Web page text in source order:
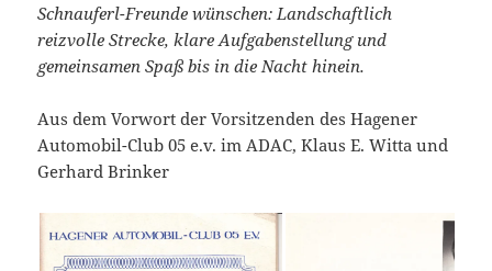
Schnauferl-Freunde wünschen: Landschaftlich
reizvolle Strecke, klare Aufgabenstellung und
gemeinsamen Spaß bis in die Nacht hinein.
Aus dem Vorwort der Vorsitzenden des Hagener
Automobil-Club 05 e.v. im ADAC, Klaus E. Witta und
Gerhard Brinker